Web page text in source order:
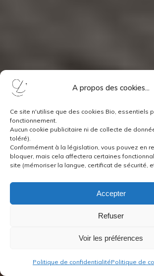
A propos des cookies...
Ce site n'utilise que des cookies Bio, essentiels
fonctionnement.
Aucun cookie publicitaire ni de collecte de
toléré).
Conformément à la législation, vous pouvez en
bloquer, mais cela affectera certaines
site (mémoriser la langue, certificat de sécurité,
Accepter
Refuser
Voir les préférences
Politique de confidentialitéPolitique de